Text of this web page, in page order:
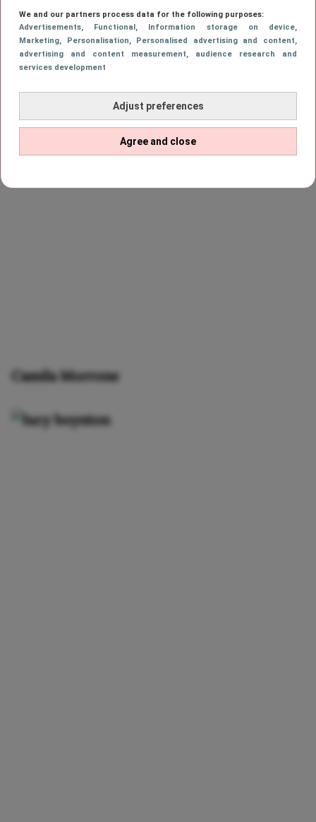
We and our partners process data for the following purposes:
Advertisements, Functional , Information storage on device,
Marketing, Personalisation, Personalised advertising and content,
advertising and content measurement, audience research and
services development
Adjust preferences
Agree and close
Camila Morrone